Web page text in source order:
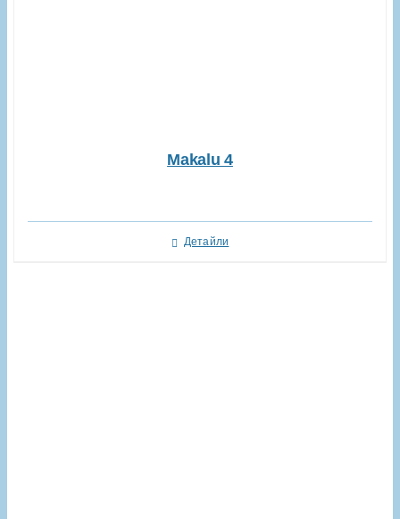
Makalu 4
Детайли